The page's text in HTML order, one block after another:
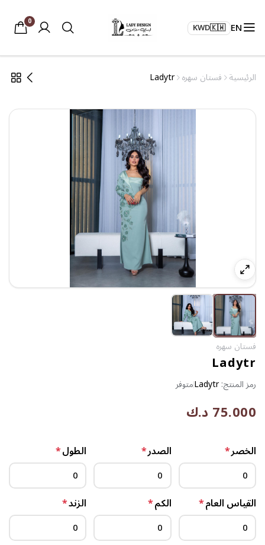
EN
🇰🇼
KWD
0
الرئيسية فستان سهره Ladytr
فستان سهره
Ladytr
رمز المنتج:Ladytrمتوفر
75.000 د.ك
الخصر* الصدر* الطول*
القياس العام* الكم* الزند*